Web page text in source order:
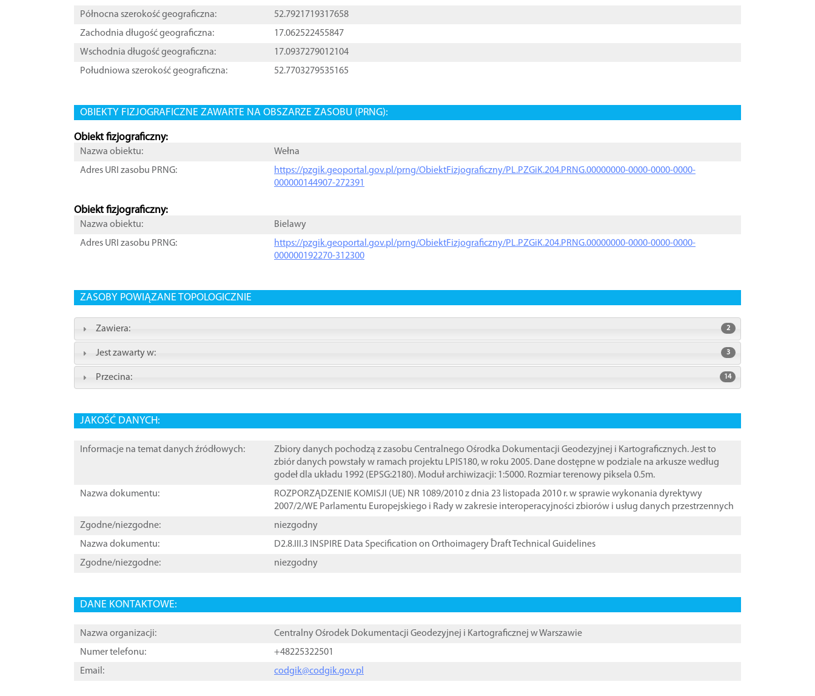
Północna szerokość geograficzna:
52.7921719317658
Zachodnia długość geograficzna:
17.062522455847
Wschodnia długość geograficzna:
17.0937279012104
Południowa szerokość geograficzna:
52.7703279535165
OBIEKTY FIZJOGRAFICZNE ZAWARTE NA OBSZARZE ZASOBU (PRNG):
Obiekt fizjograficzny:
Nazwa obiektu:
Wełna
Adres URI zasobu PRNG:
https://pzgik.geoportal.gov.pl/prng/ObiektFizjograficzny/PL.PZGiK.204.PRNG.00000000-0000-0000-0000-
000000144907-272391
Obiekt fizjograficzny:
Nazwa obiektu:
Bielawy
Adres URI zasobu PRNG:
https://pzgik.geoportal.gov.pl/prng/ObiektFizjograficzny/PL.PZGiK.204.PRNG.00000000-0000-0000-0000-
000000192270-312300
ZASOBY POWIĄZANE TOPOLOGICZNIE
Zawiera: 2
Jest zawarty w: 3
Przecina: 14
JAKOŚĆ DANYCH:
Informacje na temat danych źródłowych:
Zbiory danych pochodzą z zasobu Centralnego Ośrodka Dokumentacji Geodezyjnej i Kartograficznych. Jest to
zbiór danych powstały w ramach projektu LPIS180, w roku 2005. Dane dostępne w podziale na arkusze według
godeł dla układu 1992 (EPSG:2180). Moduł archiwizacji: 1:5000. Rozmiar terenowy piksela 0.5m.
Nazwa dokumentu:
ROZPORZĄDZENIE KOMISJI (UE) NR 1089/2010 z dnia 23 listopada 2010 r. w sprawie wykonania dyrektywy
2007/2/WE Parlamentu Europejskiego i Rady w zakresie interoperacyjności zbiorów i usług danych przestrzennych
Zgodne/niezgodne:
niezgodny
Nazwa dokumentu:
D2.8.III.3 INSPIRE Data Specification on Orthoimagery ֠Draft Technical Guidelines
Zgodne/niezgodne:
niezgodny
DANE KONTAKTOWE:
Nazwa organizacji:
Centralny Ośrodek Dokumentacji Geodezyjnej i Kartograficznej w Warszawie
Numer telefonu:
+48225322501
Email:
codgik@codgik.gov.pl